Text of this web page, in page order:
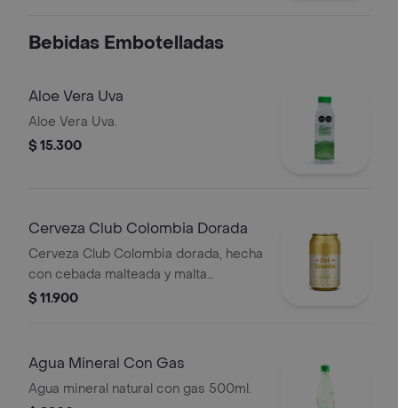
Bebidas Embotelladas
Aloe Vera Uva
Aloe Vera Uva.
$ 15.300
Cerveza Club Colombia Dorada
Cerveza Club Colombia dorada, hecha
con cebada malteada y malta
caramelo, en presentación de lata por
$ 11.900
Agua Mineral Con Gas
Agua mineral natural con gas 500ml.